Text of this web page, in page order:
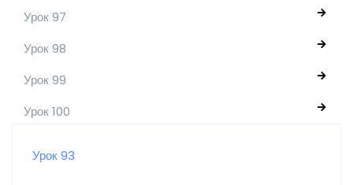
Урок 97
Урок 98
Урок 99
Урок 100
Урок 93